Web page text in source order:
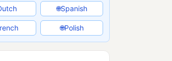
🌐Spanish
🌐Polish